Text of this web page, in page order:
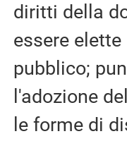
diritti della
essere
pubblico;
l'adozione
le forme di